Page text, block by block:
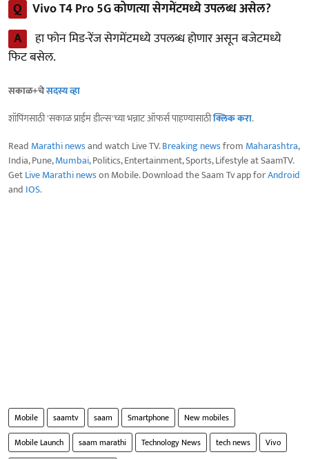
Q Vivo T4 Pro 5G कोणत्या सेगमेंटमध्ये उपलब्ध असेल?
A
हा फोन मिड-रेंज सेगमेंटमध्ये उपलब्ध होणार असून बजेटमध्ये
फिट बसेल.
सकाळ+चेसदस्य व्हा
शॉपिंगसाठी 'सकाळ प्राईम डील्स'च्या भन्नाट ऑफर्स पाहण्यासाठीक्लिक करा.
Read Marathi newsand watch Live TV.Breaking newsfrom Maharashtra,
India, Pune,Mumbai, Politics, Entertainment, Sports, Lifestyle at SaamTV.
GetLive Marathi newson Mobile. Download the Saam Tv app forAndroid
and IOS.
Mobile saamtv saam Smartphone
New mobiles
Mobile Launch
saam marathi Technology News tech news
Vivo